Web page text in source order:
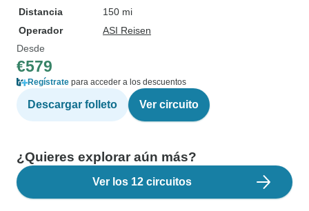
Distancia
150 mi
Operador
ASI Reisen
Desde
€579
Regístrate para acceder a los descuentos
Descargar folleto Ver circuito
¿Quieres explorar aún más?
Ver los 12 circuitos